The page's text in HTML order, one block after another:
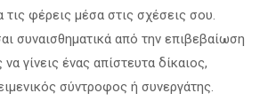
φέρεις μέσα στις σχέσεις σου.
συναισθηματικά από την επιβεβαίωση
γίνεις ένας απίστευτα δίκαιος,
σύντροφος ή συνεργάτης.